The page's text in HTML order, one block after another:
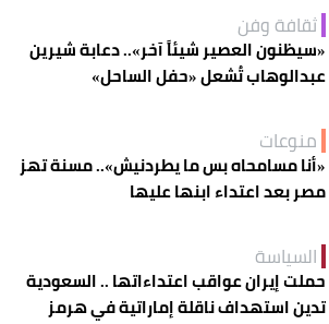
ثقافة وفن
«سيظنون العصير شيئاً آخر».. دعابة شيرين
عبدالوهاب تُشعل «حفل الساحل»
منوعات
«أنا مسامحاه بس ما يطردنيش».. مسنة تهز
مصر بعد اعتداء ابنها عليها
السياسة
حملت إيران عواقب اعتداءاتها .. السعودية
تدين استهداف ناقلة إماراتية في هرمز